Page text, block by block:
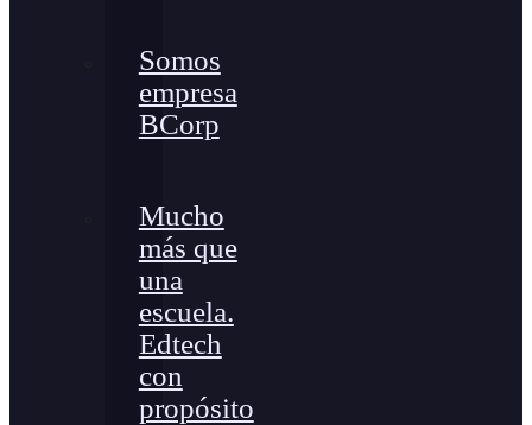
Somos
empresa
BCorp
Mucho
más que
una
escuela.
Edtech
con
propósito